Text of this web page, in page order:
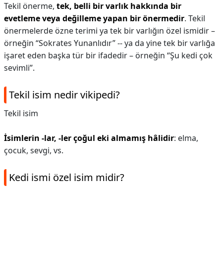
Tekil önerme, tek, belli bir varlık hakkında bir
evetleme veya değilleme yapan bir önermedir. Tekil
önermelerde özne terimi ya tek bir varlığın özel ismidir –
örneğin “Sokrates Yunanlıdır” -- ya da yine tek bir varlığa
işaret eden başka tür bir ifadedir – örneğin “Şu kedi çok
sevimli”.
Tekil isim nedir vikipedi?
Tekil isim
İsimlerin -lar, -ler çoğul eki almamış hâlidir: elma,
çocuk, sevgi, vs.
Kedi ismi özel isim midir?